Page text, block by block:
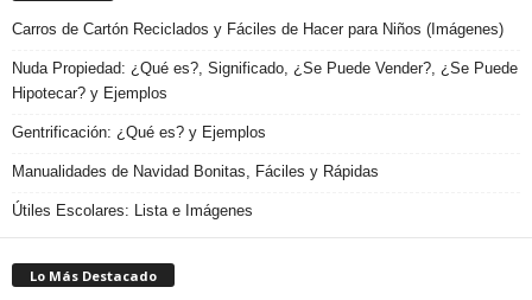
Carros de Cartón Reciclados y Fáciles de Hacer para Niños (Imágenes)
Nuda Propiedad: ¿Qué es?, Significado, ¿Se Puede Vender?, ¿Se Puede
Hipotecar? y Ejemplos
Gentrificación: ¿Qué es? y Ejemplos
Manualidades de Navidad Bonitas, Fáciles y Rápidas
Útiles Escolares: Lista e Imágenes
Lo Más Destacado